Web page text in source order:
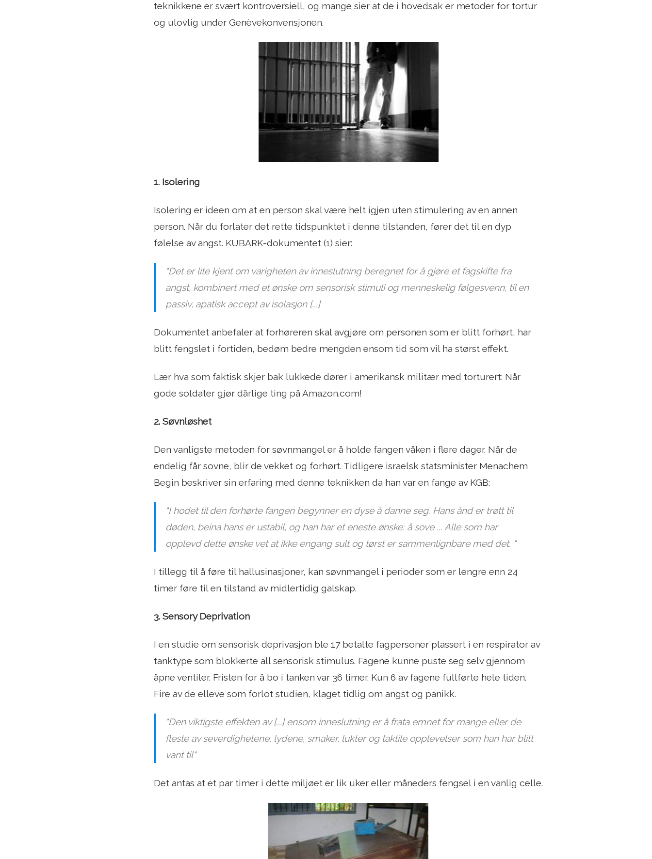
teknikkene er svært kontroversiell, og mange sier at de i hovedsak er metoder for tortur
og ulovlig under Genèvekonvensjonen.
1. Isolering
Isolering er ideen om at en person skal være helt igjen uten stimulering av en annen
person. Når du forlater det rette tidspunktet i denne tilstanden, fører det til en dyp
følelse av angst. KUBARK-dokumentet (1) sier:
"Det er lite kjent om varigheten av inneslutning beregnet for å gjøre et fagskifte fra
angst, kombinert med et ønske om sensorisk stimuli og menneskelig følgesvenn, til en
passiv, apatisk accept av isolasjon [...]
Dokumentet anbefaler at forhøreren skal avgjøre om personen som er blitt forhørt, har
blitt fengslet i fortiden, bedøm bedre mengden ensom tid som vil ha størst effekt.
Lær hva som faktisk skjer bak lukkede dører i amerikansk militær med torturert: Når
gode soldater gjør dårlige ting på Amazon.com!
2. Søvnløshet
Den vanligste metoden for søvnmangel er å holde fangen våken i flere dager. Når de
endelig får sovne, blir de vekket og forhørt. Tidligere israelsk statsminister Menachem
Begin beskriver sin erfaring med denne teknikken da han var en fange av KGB:
"I hodet til den forhørte fangen begynner en dyse å danne seg. Hans ånd er trøtt til
døden, beina hans er ustabil, og han har et eneste ønske: å sove ... Alle som har
opplevd dette ønske vet at ikke engang sult og tørst er sammenlignbare med det. "
I tillegg til å føre til hallusinasjoner, kan søvnmangel i perioder som er lengre enn 24
timer føre til en tilstand av midlertidig galskap.
3. Sensory Deprivation
I en studie om sensorisk deprivasjon ble 17 betalte fagpersoner plassert i en respirator av
tanktype som blokkerte all sensorisk stimulus. Fagene kunne puste seg selv gjennom
åpne ventiler. Fristen for å bo i tanken var 36 timer. Kun 6 av fagene fullførte hele tiden.
Fire av de elleve som forlot studien, klaget tidlig om angst og panikk.
"Den viktigste effekten av [...] ensom inneslutning er å frata emnet for mange eller de
fleste av severdighetene, lydene, smaker, lukter og taktile opplevelser som han har blitt
vant til"
Det antas at et par timer i dette miljøet er lik uker eller måneders fengsel i en vanlig celle.